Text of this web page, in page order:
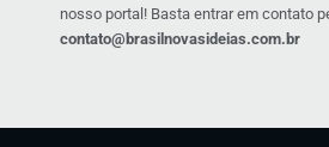
nosso portal! Basta entrar em contato
contato@brasilnovasideias.com.br